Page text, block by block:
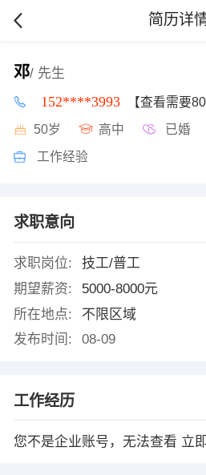
简历详
邓/ 先生
152****3993 【查看需要
50岁 高中 已婚
工作经验
求职意向
求职岗位:
技工/普工
期望薪资:
5000-8000元
所在地点:
不限区域
发布时间:
08-09
工作经历
您不是企业账号，无法查看 立